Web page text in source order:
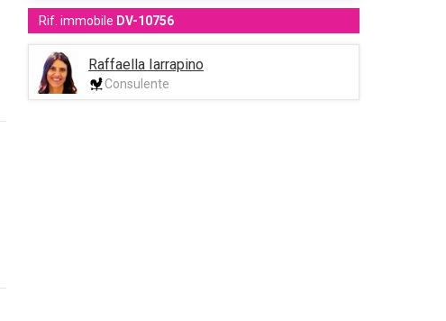
Rif. immobile DV-10756
Raffaella Iarrapino
Consulente